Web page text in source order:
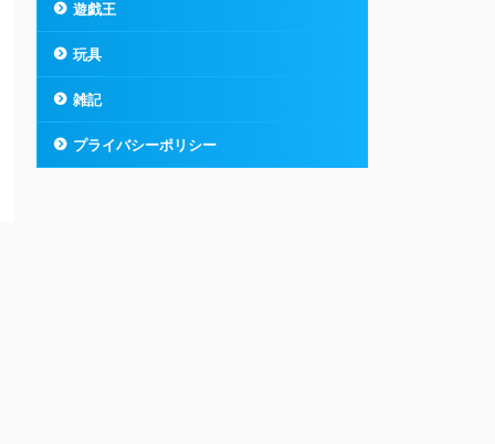
遊戯王
玩具
雑記
プライバシーポリシー